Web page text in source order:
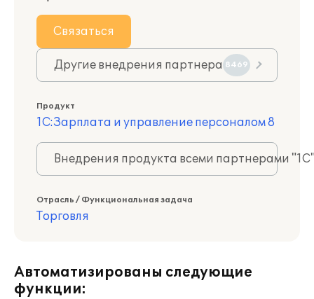
Связаться
Другие внедрения партнера 8469
Продукт
1С:Зарплата и управление персоналом 8
Внедрения продукта всеми партнерами
Отрасль / Функциональная задача
Торговля
Автоматизированы следующие
функции: